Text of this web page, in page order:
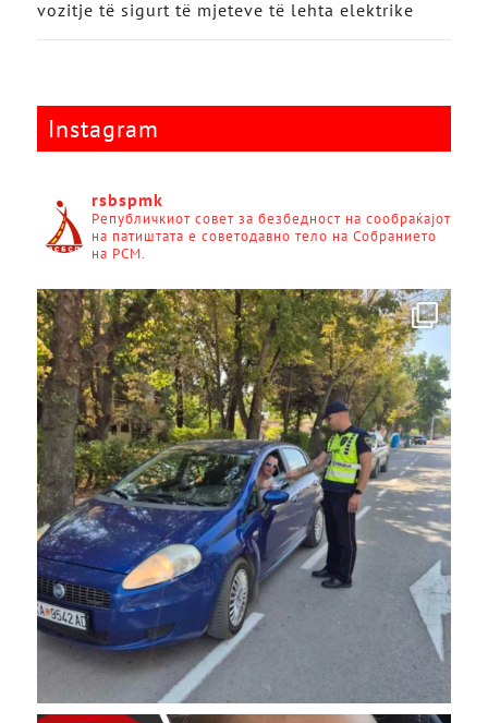
vozitje të sigurt të mjeteve të lehta elektrike
Instagram
rsbspmk
Републичкиот совет за безбедност на сообраќајот
на патиштата е советодавно тело на Собранието
на РСМ.